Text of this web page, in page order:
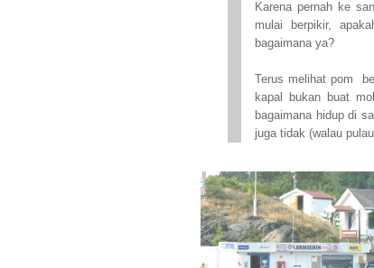
Karena pernah ke
mulai berpikir,
bagaimana ya?
Terus melihat pom
kapal bukan buat
bagaimana hidup di
juga tidak (walau